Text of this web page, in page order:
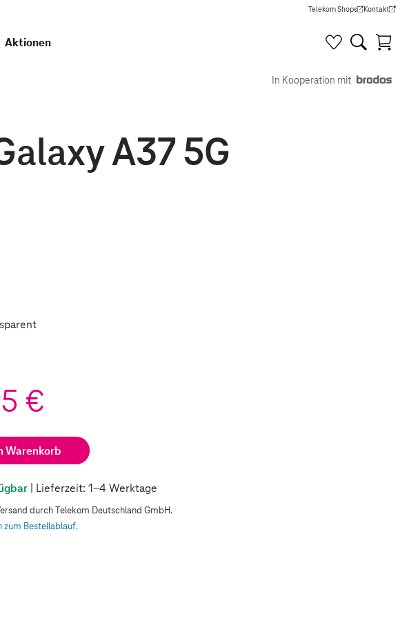
Telekom Shops
(Wird in einem neuen Tab
Kontakt
(Wird in
Aktionen
In Kooperation mit
A37 5G
€
Warenkorb
| Lieferzeit: 1-4 Werktage
durch Telekom Deutschland GmbH.
zum Bestellablauf.